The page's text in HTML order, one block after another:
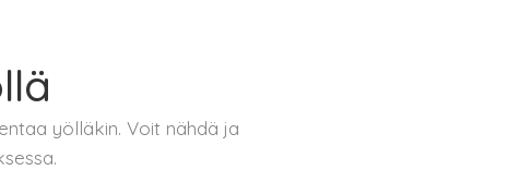
yölläkin. Voit nähdä ja